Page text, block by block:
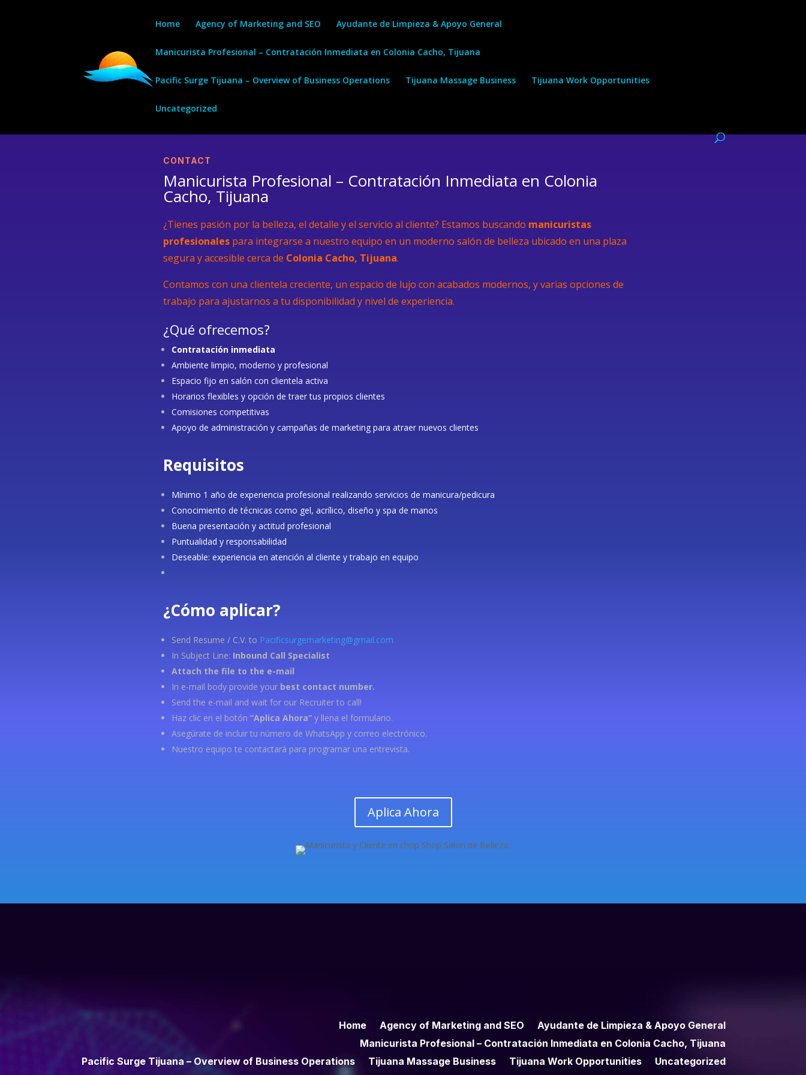
Home Agency of Marketing and SEO Ayudante de Limpieza & Apoyo General
Manicurista Profesional – Contratación Inmediata en Colonia Cacho, Tijuana
Pacific Surge Tijuana – Overview of Business Operations Tijuana Massage Business Tijuana Work Opportunities
Uncategorized
CONTACT
Manicurista Profesional – Contratación Inmediata en Colonia
Cacho, Tijuana
¿Tienes pasión por la belleza, el detalle y el servicio al cliente? Estamos buscando manicuristas
profesionales para integrarse a nuestro equipo en un moderno salón de belleza ubicado en una plaza
segura y accesible cerca de Colonia Cacho, Tijuana.
Contamos con una clientela creciente, un espacio de lujo con acabados modernos, y varias opciones de
trabajo para ajustarnos a tu disponibilidad y nivel de experiencia.
¿Qué ofrecemos?
Contratación inmediata
Ambiente limpio, moderno y profesional
Espacio fijo en salón con clientela activa
Horarios flexibles y opción de traer tus propios clientes
Comisiones competitivas
Apoyo de administración y campañas de marketing para atraer nuevos clientes
Requisitos
Mínimo 1 año de experiencia profesional realizando servicios de manicura/pedicura
Conocimiento de técnicas como gel, acrílico, diseño y spa de manos
Buena presentación y actitud profesional
Puntualidad y responsabilidad
Deseable: experiencia en atención al cliente y trabajo en equipo
¿Cómo aplicar?
Send Resume / C.V. to Pacificsurgemarketing@gmail.com
In Subject Line: Inbound Call Specialist
Attach the file to the e-mail
In e-mail body provide your best contact number.
Send the e-mail and wait for our Recruiter to call!
Haz clic en el botón “Aplica Ahora” y llena el formulario.
Asegúrate de incluir tu número de WhatsApp y correo electrónico.
Nuestro equipo te contactará para programar una entrevista.
Aplica Ahora
Home Agency of Marketing and SEO
Ayudante de Limpieza & Apoyo General
Manicurista Profesional – Contratación Inmediata en Colonia Cacho, Tijuana
Pacific Surge Tijuana – Overview of Business Operations
Tijuana Massage Business Tijuana Work Opportunities Uncategorized